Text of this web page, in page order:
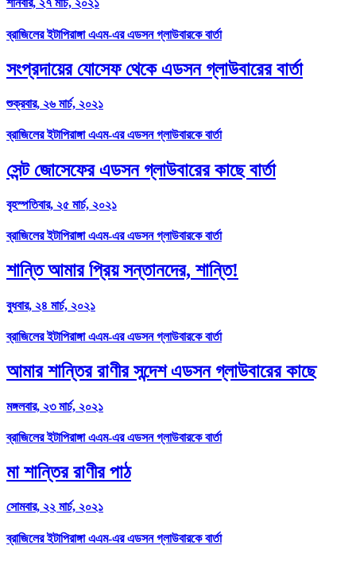
শনিবার, ২৭ মার্চ, ২০২১
ব্রাজিলের ইটাপিরাঙ্গা এএম-এর এডসন গ্লাউবারকে বার্তা
সংপ্রদায়ের যোসেফ থেকে এডসন গ্লাউবারের বার্তা
শুক্রবার, ২৬ মার্চ, ২০২১
ব্রাজিলের ইটাপিরাঙ্গা এএম-এর এডসন গ্লাউবারকে বার্তা
সেন্ট জোসেফের এডসন গ্লাউবারের কাছে বার্তা
বৃহস্পতিবার, ২৫ মার্চ, ২০২১
ব্রাজিলের ইটাপিরাঙ্গা এএম-এর এডসন গ্লাউবারকে বার্তা
শান্তি আমার প্রিয় সন্তানদের, শান্তি!
বুধবার, ২৪ মার্চ, ২০২১
ব্রাজিলের ইটাপিরাঙ্গা এএম-এর এডসন গ্লাউবারকে বার্তা
আমার শান্তির রাণীর সন্দেশ এডসন গ্লাউবারের কাছে
মঙ্গলবার, ২৩ মার্চ, ২০২১
ব্রাজিলের ইটাপিরাঙ্গা এএম-এর এডসন গ্লাউবারকে বার্তা
মা শান্তির রাণীর পাঠ
সোমবার, ২২ মার্চ, ২০২১
ব্রাজিলের ইটাপিরাঙ্গা এএম-এর এডসন গ্লাউবারকে বার্তা